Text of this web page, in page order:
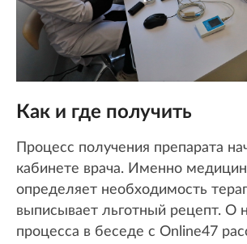
Как и где получить
Процесс получения препарата
кабинете врача. Именно
определяет необходимость
выписывает льготный рецепт. О
процесса в беседе с Online47